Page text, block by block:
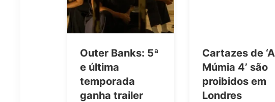
Outer Banks: 5ª
e última
temporada
ganha trailer
Cartazes de ‘A
Múmia 4’ são
proibidos em
Londres